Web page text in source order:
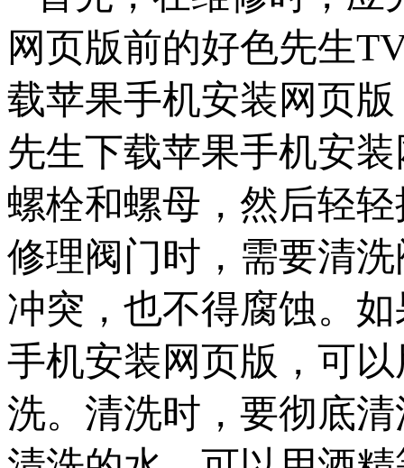
网页版前的好色先生
载苹果手机安装网页版
先生下载苹果手机安装
螺栓和螺母，然后轻轻
修理阀门时，需要
冲突，也不得腐蚀
手机安装网页版，可
洗。清洗时，要彻